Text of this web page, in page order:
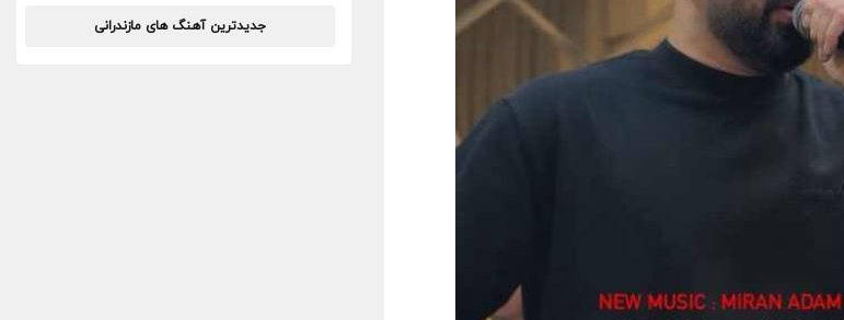
جدیدترین آهنگ های مازندرانی